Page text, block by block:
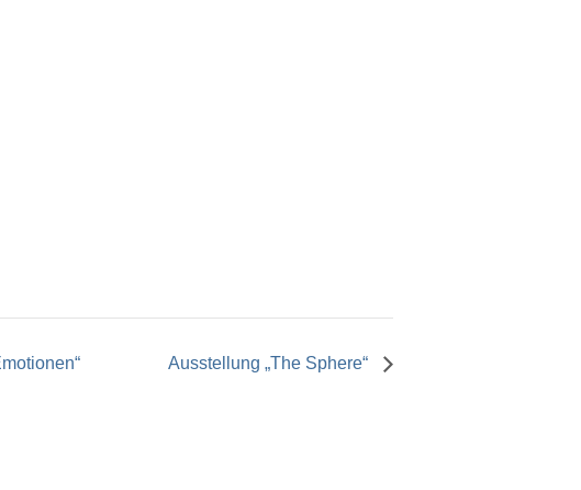
Ausstellung „The Sphere“